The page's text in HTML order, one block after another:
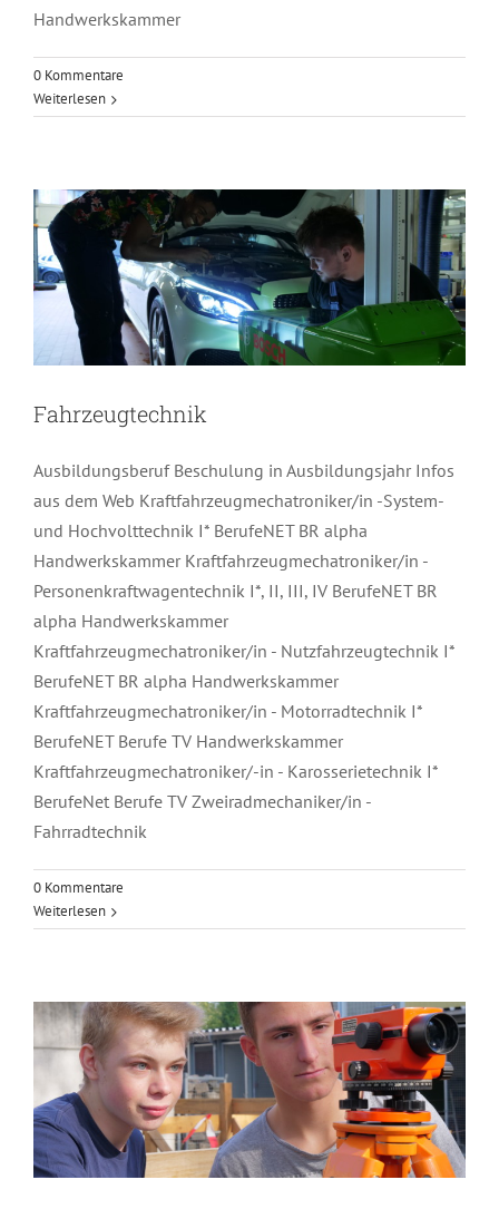
Handwerkskammer
0 Kommentare
Weiterlesen
Fahrzeugtechnik
Fahrzeugtechnik
Ausbildungsberuf Beschulung in Ausbildungsjahr Infos
aus dem Web Kraftfahrzeugmechatroniker/in -System-
und Hochvolttechnik I* BerufeNET BR alpha
Handwerkskammer Kraftfahrzeugmechatroniker/in -
Personenkraftwagentechnik I*, II, III, IV BerufeNET BR
alpha Handwerkskammer
Kraftfahrzeugmechatroniker/in - Nutzfahrzeugtechnik I*
BerufeNET BR alpha Handwerkskammer
Kraftfahrzeugmechatroniker/in - Motorradtechnik I*
BerufeNET Berufe TV Handwerkskammer
Kraftfahrzeugmechatroniker/-in - Karosserietechnik I*
BerufeNet Berufe TV Zweiradmechaniker/in -
Fahrradtechnik
0 Kommentare
Weiterlesen
Bautechnik